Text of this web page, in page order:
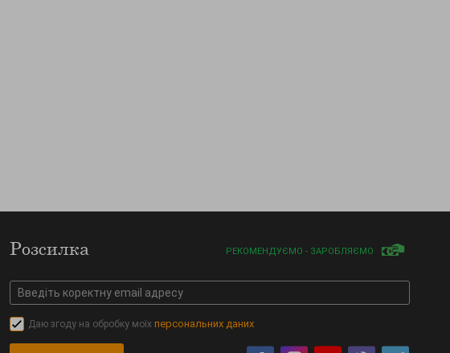
Розсилка РЕКОМЕНДУЄМО - ЗАРОБЛЯЄМО
Даю згоду на обробку моїхперсональних даних